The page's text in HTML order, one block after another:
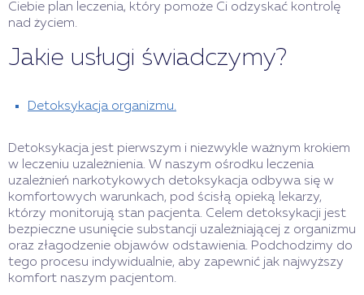
Ciebie plan leczenia, który pomoże Ci odzyskać kontrolę
nad życiem.
Jakie usługi świadczymy?
Detoksykacja organizmu.
Detoksykacja jest pierwszym i niezwykle ważnym krokiem
w leczeniu uzależnienia. W naszym ośrodku leczenia
uzależnień narkotykowych detoksykacja odbywa się w
komfortowych warunkach, pod ścisłą opieką lekarzy,
którzy monitorują stan pacjenta. Celem detoksykacji jest
bezpieczne usunięcie substancji uzależniającej z organizmu
oraz złagodzenie objawów odstawienia. Podchodzimy do
tego procesu indywidualnie, aby zapewnić jak najwyższy
komfort naszym pacjentom.